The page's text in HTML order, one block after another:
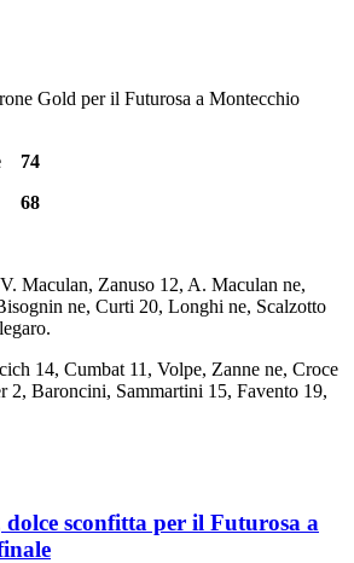
Gold per il Futurosa a Montecchio
74
68
Maculan, Zanuso 12, A. Maculan ne,
ne, Curti 20, Longhi ne, Scalzotto
14, Cumbat 11, Volpe, Zanne ne, Croce
2, Baroncini, Sammartini 15, Favento 19,
dolce sconfitta per il Futurosa a